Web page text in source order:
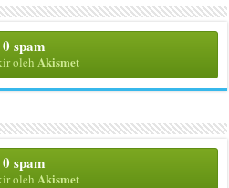
0 spam
oleh Akismet
0 spam
oleh Akismet